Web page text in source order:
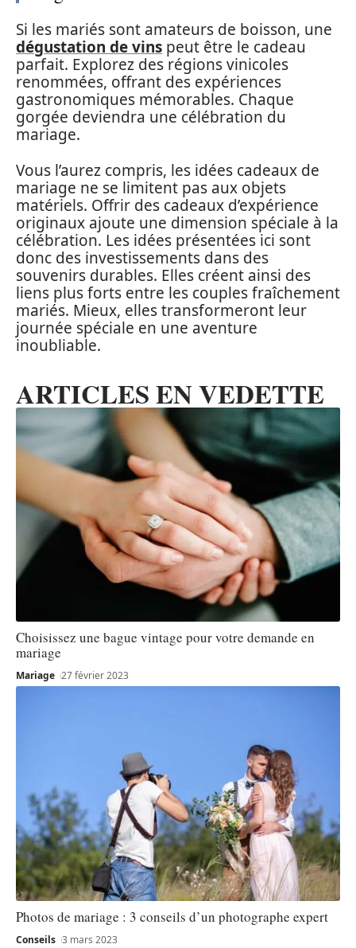
Si les mariés sont amateurs de boisson, une
dégustation de vins peut être le cadeau
parfait. Explorez des régions vinicoles
renommées, offrant des expériences
gastronomiques mémorables. Chaque
gorgée deviendra une célébration du
mariage.
Vous l’aurez compris, les idées cadeaux de
mariage ne se limitent pas aux objets
matériels. Offrir des cadeaux d’expérience
originaux ajoute une dimension spéciale à la
célébration. Les idées présentées ici sont
donc des investissements dans des
souvenirs durables. Elles créent ainsi des
liens plus forts entre les couples fraîchement
mariés. Mieux, elles transformeront leur
journée spéciale en une aventure
inoubliable.
ARTICLES EN VEDETTE
Choisissez une bague vintage pour votre demande en
mariage
Mariage 27 février 2023
Photos de mariage : 3 conseils d’un photographe expert
Conseils 3 mars 2023